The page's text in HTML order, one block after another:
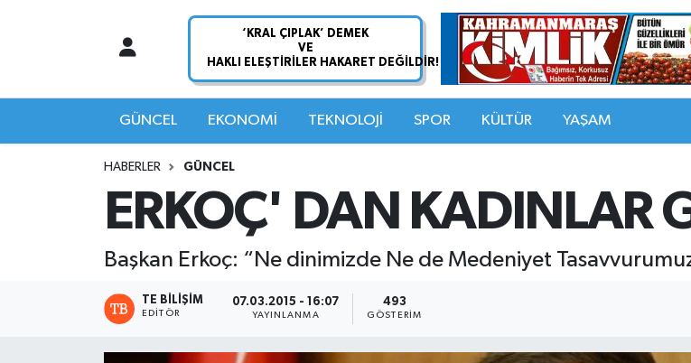
GÜNCEL EKONOMİ TEKNOLOJİ SPOR KÜLTÜR YAŞAM
HABERLER GÜNCEL
ERKOÇ' DAN KADINLAR
Başkan Erkoç: “Ne dinimizde Ne de Medeniyet
TE BILIŞIM
EDITÖR
07.03.2015 - 16:07
YAYINLANMA
493
GÖSTERIM
Hava Durumu
Namaz Vakitleri
Trafik Durumu
Süper Lig Puan Durumu ve Fikstür
Tüm Manşetler